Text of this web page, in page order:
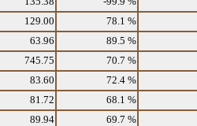
129.00 78.1 %
63.96 89.5 %
745.75 70.7 %
83.60 72.4 %
81.72 68.1 %
89.94 69.7 %